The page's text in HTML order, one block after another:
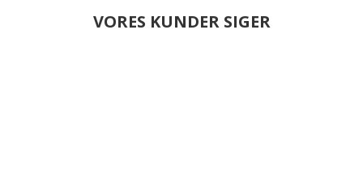
VORES KUNDER SIGER